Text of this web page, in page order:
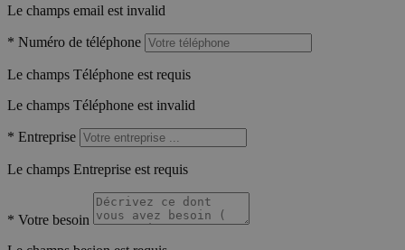
Le champs email est invalid
* Numéro de téléphone
Le champs Téléphone est requis
Le champs Téléphone est invalid
* Entreprise
Le champs Entreprise est requis
* Votre besoin